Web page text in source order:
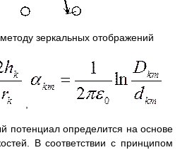
зеркальных отображений
потенциал определится на основе
В соответствии с принципом